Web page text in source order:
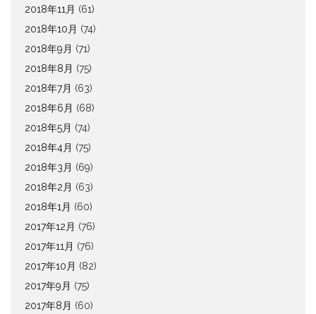
2018年11月 (61)
2018年10月 (74)
2018年9月 (71)
2018年8月 (75)
2018年7月 (63)
2018年6月 (68)
2018年5月 (74)
2018年4月 (75)
2018年3月 (69)
2018年2月 (63)
2018年1月 (60)
2017年12月 (76)
2017年11月 (76)
2017年10月 (82)
2017年9月 (75)
2017年8月 (60)